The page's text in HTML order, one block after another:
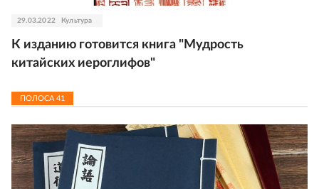
29.03.2022 Культура
К изданию готовится книга "Мудрость
китайских иероглифов"
ПОЛОСА 41